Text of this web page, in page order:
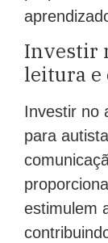
Investir
leitura e
Investir no
para
estimulem